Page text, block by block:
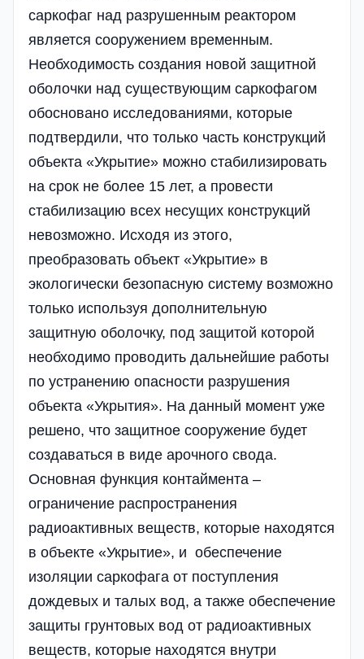
саркофаг над разрушенным реактором
является сооружением временным.
Необходимость создания новой защитной
оболочки над существующим саркофагом
обосновано исследованиями, которые
подтвердили, что только часть конструкций
объекта «Укрытие» можно стабилизировать
на срок не более 15 лет, а провести
стабилизацию всех несущих конструкций
невозможно. Исходя из этого,
преобразовать объект «Укрытие» в
экологически безопасную систему возможно
только используя дополнительную
защитную оболочку, под защитой которой
необходимо проводить дальнейшие работы
по устранению опасности разрушения
объекта «Укрытия». На данный момент уже
решено, что защитное сооружение будет
создаваться в виде арочного свода.
Основная функция контаймента –
ограничение распространения
радиоактивных веществ, которые находятся
в объекте «Укрытие», и обеспечение
изоляции саркофага от поступления
дождевых и талых вод, а также обеспечение
защиты грунтовых вод от радиоактивных
веществ, которые находятся внутри